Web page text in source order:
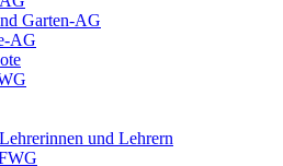
Garten-AG
AG
und Lehrern